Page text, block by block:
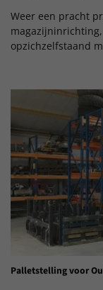
Weer een pracht
opzichzelfstaand
Palletstelling voor